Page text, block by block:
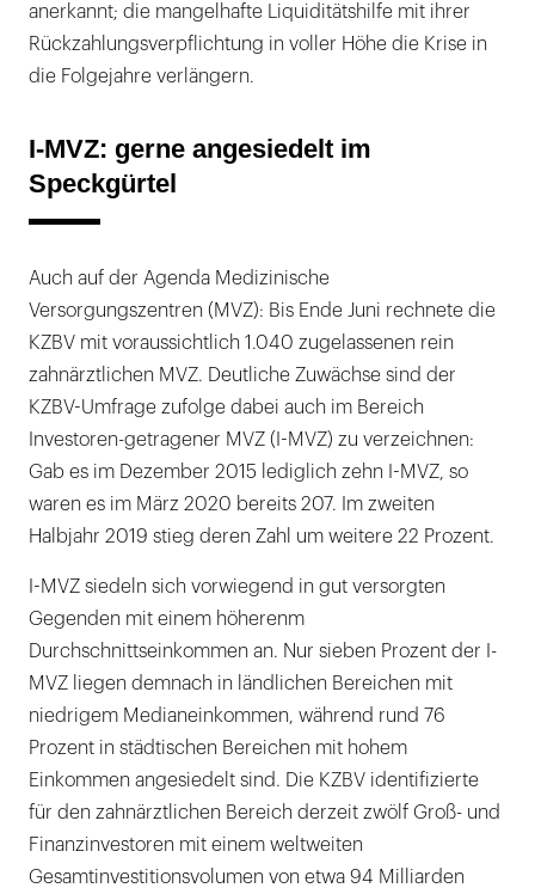
anerkannt; die mangelhafte Liquiditätshilfe mit ihrer
Rückzahlungsverpflichtung in voller Höhe die Krise in
die Folgejahre verlängern.
I-MVZ: gerne angesiedelt im
Speckgürtel
Auch auf der Agenda Medizinische
Versorgungszentren (MVZ): Bis Ende Juni rechnete die
KZBV mit voraussichtlich 1.040 zugelassenen rein
zahnärztlichen MVZ. Deutliche Zuwächse sind der
KZBV-Umfrage zufolge dabei auch im Bereich
Investoren-getragener MVZ (I-MVZ) zu verzeichnen:
Gab es im Dezember 2015 lediglich zehn I-MVZ, so
waren es im März 2020 bereits 207. Im zweiten
Halbjahr 2019 stieg deren Zahl um weitere 22 Prozent.
I-MVZ siedeln sich vorwiegend in gut versorgten
Gegenden mit einem höherenm
Durchschnittseinkommen an. Nur sieben Prozent der I-
MVZ liegen demnach in ländlichen Bereichen mit
niedrigem Medianeinkommen, während rund 76
Prozent in städtischen Bereichen mit hohem
Einkommen angesiedelt sind. Die KZBV identifizierte
für den zahnärztlichen Bereich derzeit zwölf Groß- und
Finanzinvestoren mit einem weltweiten
Gesamtinvestitionsvolumen von etwa 94 Milliarden